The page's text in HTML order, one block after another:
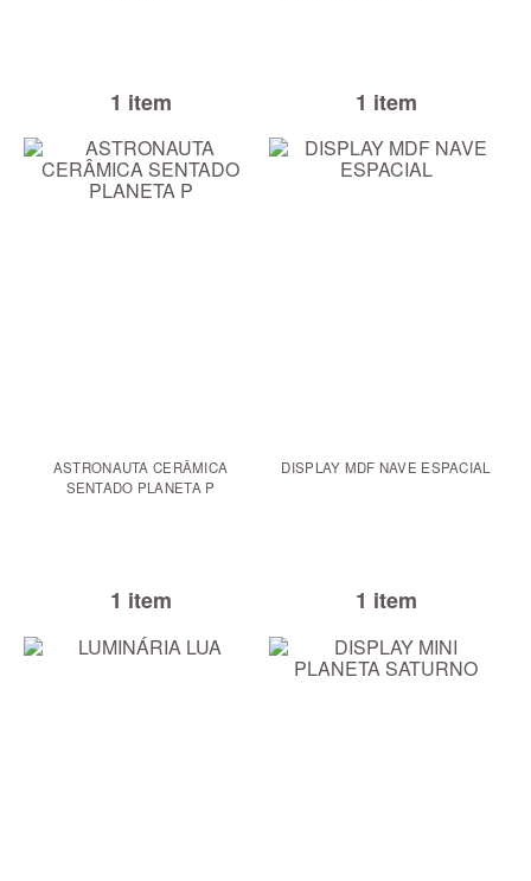
1 item 1 item
ASTRONAUTA CERÂMICA
SENTADO PLANETA P
1 item
DISPLAY MDF NAVE ESPACIAL
1 item